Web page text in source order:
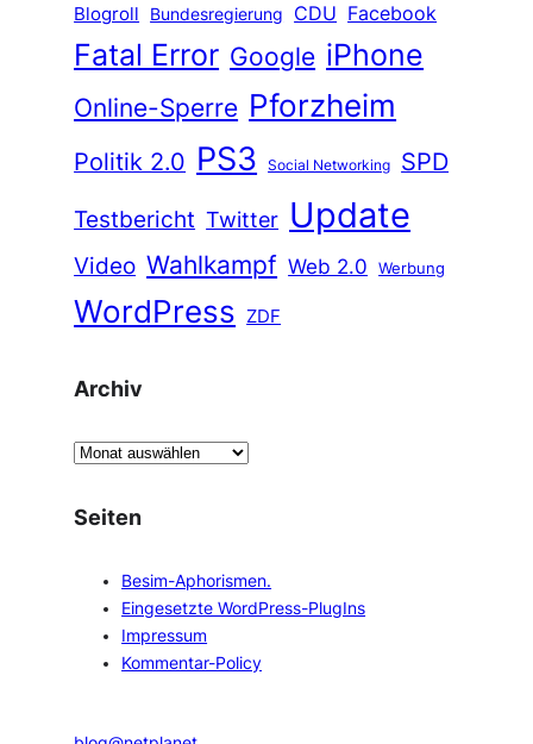
Blogroll Bundesregierung CDU Facebook
Fatal Error Google iPhone
Online-Sperre Pforzheim
Politik 2.0 PS3 Social Networking
SPD
Testbericht Twitter Update
Video Wahlkampf Web 2.0 Werbung
WordPress ZDF
Archiv
A
c
Seiten
Besim-Aphorismen.
Eingesetzte WordPress-PlugIns
Impressum
Kommentar-Policy